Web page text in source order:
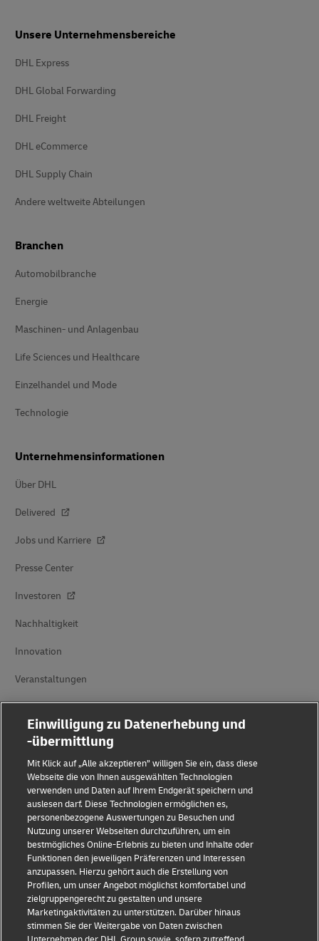
Unsere Unternehmensbereiche
DHL Express
DHL Global Forwarding
DHL Freight
DHL eCommerce
DHL Supply Chain
Andere weltweite Abteilungen
Branchen
Automobilbranche
Energie
Maschinen- und Anlagenbau
Life Sciences und Healthcare
Einzelhandel und Mode
Technologie
Unternehmensinformationen
Über DHL
Delivered
Jobs und Karriere
Presse Center
Investoren
Nachhaltigkeit
Innovation
Veranstaltungen
Markenpartnerschaften
Betrugserkennung
Impressum
Nutzungsbedingungen
Datenschutz
Barrierefreiheit
Einwilligung zu Datenerhebung und
-übermittlung
Mit Klick auf „Alle akzeptieren” willigen Sie ein, dass diese
Webseite die von Ihnen ausgewählten Technologien
verwenden und Daten auf Ihrem Endgerät speichern und
auslesen darf. Diese Technologien ermöglichen es,
personenbezogene Auswertungen zu Besuchen und
Nutzung unserer Webseiten durchzuführen, um ein
bestmögliches Online-Erlebnis zu bieten und Inhalte oder
Funktionen den jeweiligen Präferenzen und Interessen
anzupassen. Hierzu gehört auch die Erstellung von
Profilen, um unser Angebot möglichst komfortabel und
zielgruppengerecht zu gestalten und unsere
Marketingaktivitäten zu unterstützen. Darüber hinaus
stimmen Sie der Weitergabe von Daten zwischen